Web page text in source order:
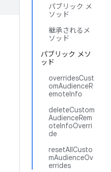
パブリック メ
ソッド
継承されるメ
ソッド
パブリック メソ
ッド
overridesCust
omAudienceR
emoteInfo
deleteCustom
AudienceRem
oteInfoOverri
de
resetAllCusto
mAudienceOv
errides